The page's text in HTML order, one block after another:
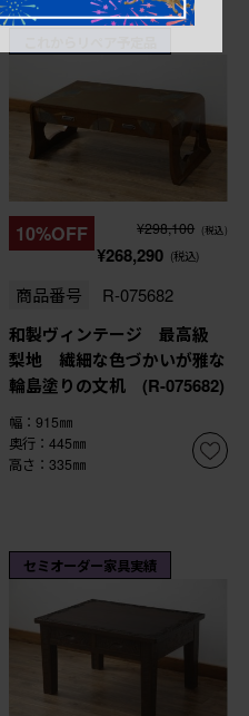
10%OFF ¥298,100 (税込)
¥268,290 (税込)
商品番号 R-075682
和製ヴィンテージ 最高級
梨地 繊細な色づかいが雅な
輪島塗りの文机 (R-075682)
幅：915㎜
奥行：445㎜
高さ：335㎜
セミオーダー家具実績